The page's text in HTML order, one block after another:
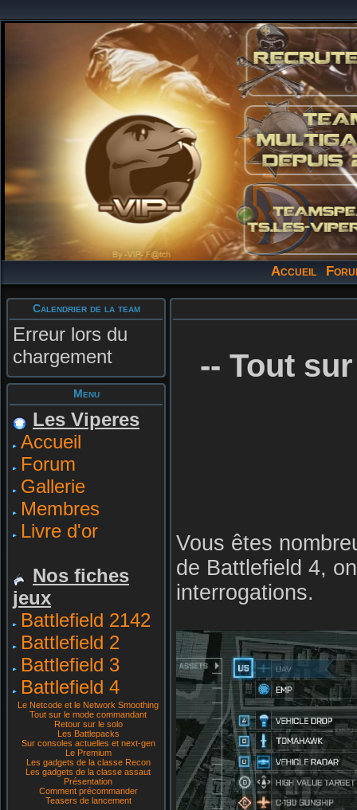
Accueil
Calendrier de la team
Erreur lors du
chargement
Menu
Les Viperes
Accueil
Forum
Gallerie
Membres
Livre d'or
Nos fiches
jeux
Battlefield 2142
Battlefield 2
Battlefield 3
Battlefield 4
Le Netcode et le Network Smoothing
Tout sur le mode commandant
Retour sur le solo
Les Battlepacks
Sur consoles actuelles et next-gen
Le Premium
Les gadgets de la classe Recon
Les gadgets de la classe assaut
Présentation
Comment précommander
Teasers de lancement
-- Tout
Vous êtes
de Battlefield 4,
interrogations.